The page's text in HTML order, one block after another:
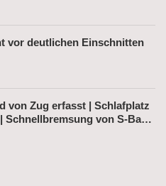
vor deutlichen Einschnitten
von Zug erfasst | Schlafplatz
Schnellbremsung von S-Bahn